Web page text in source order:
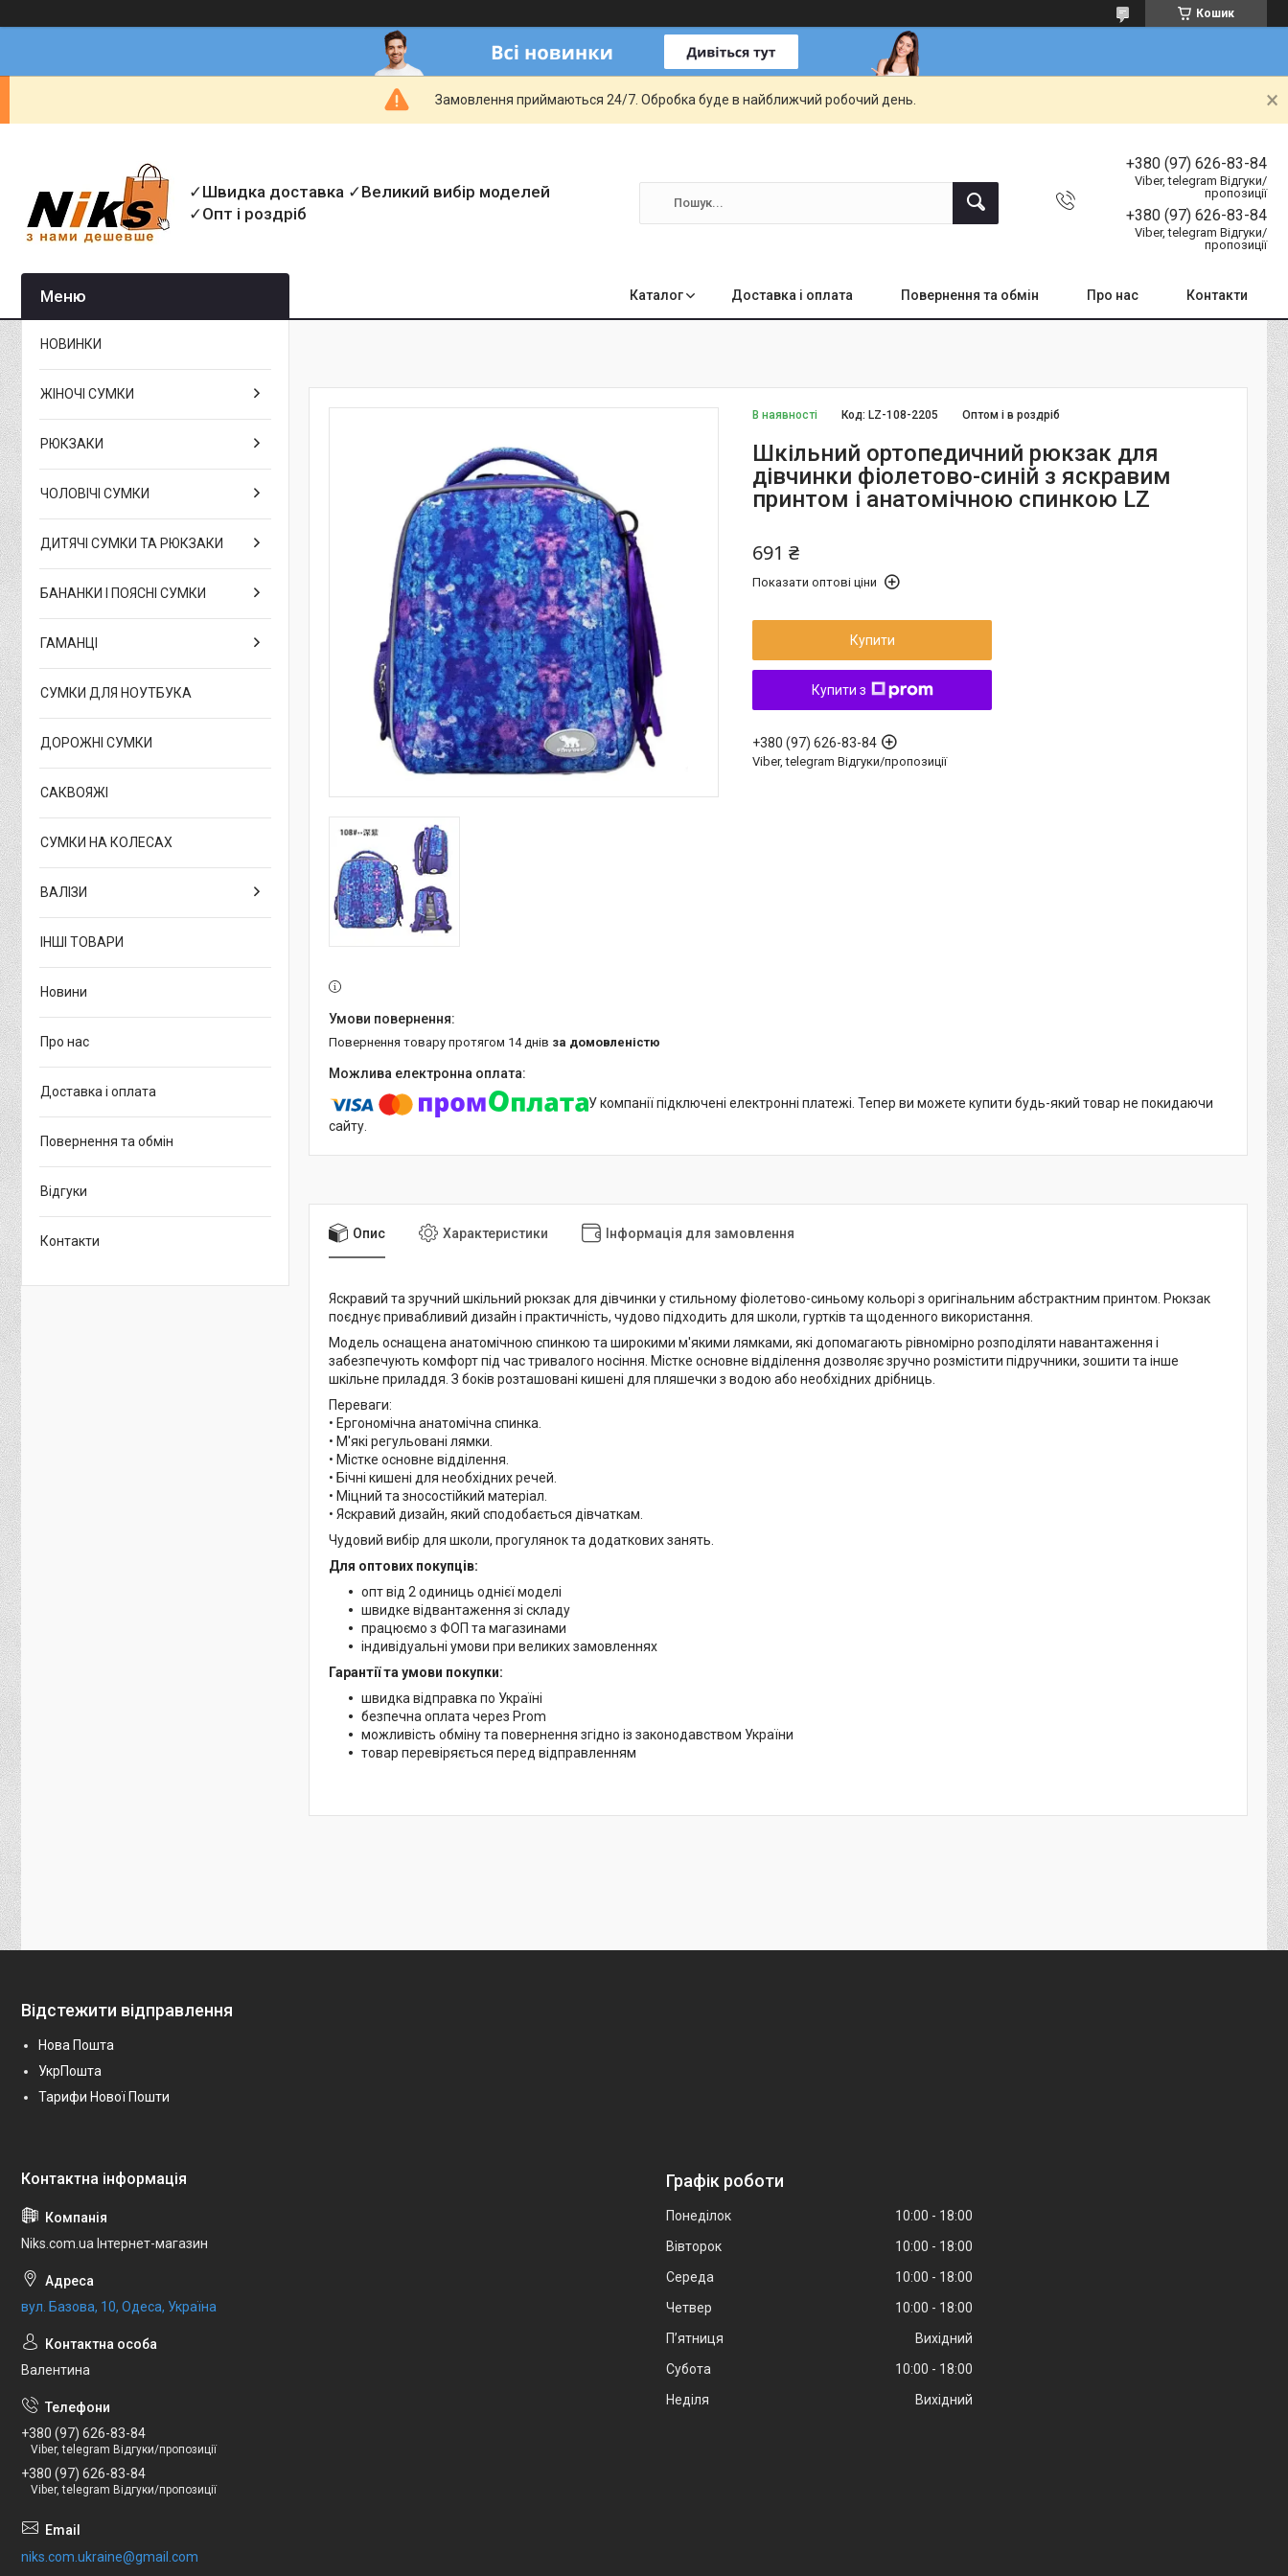
Кошик
Замовлення приймаються 24/7. Обробка буде в найближчий робочий день.
✓Швидка доставка ✓Великий вибір моделей
✓Опт і роздріб
+380 (97) 626-83-84
Viber, telegram Відгуки/
пропозиції
+380 (97) 626-83-84
Viber, telegram Відгуки/
пропозиції
Каталог Доставка і оплата Повернення та обмін Про нас Контакти
В наявності Оптом і в роздріб
Код:LZ-108-2205
Шкільний ортопедичний рюкзак для
дівчинки фіолетово-синій з яскравим
принтом і анатомічною спинкою LZ
691 ₴
Показати оптові ціни
Купити
Купити з
+380 (97) 626-83-84
Viber, telegram Відгуки/пропозиції
повернення товару протягом 14 днів за домовленістю
У компанії підключені електронні платежі. Тепер ви можете купити будь-який товар не покидаючи
сайту.
Опис Характеристики Інформація для замовлення
Яскравий та зручний шкільний рюкзак для дівчинки у стильному фіолетово-синьому кольорі з оригінальним абстрактним принтом. Рюкзак
поєднує привабливий дизайн і практичність, чудово підходить для школи, гуртків та щоденного використання.
Модель оснащена анатомічною спинкою та широкими м'якими лямками, які допомагають рівномірно розподіляти навантаження і
забезпечують комфорт під час тривалого носіння. Містке основне відділення дозволяє зручно розмістити підручники, зошити та інше
шкільне приладдя. З боків розташовані кишені для пляшечки з водою або необхідних дрібниць.
Переваги:
• Ергономічна анатомічна спинка.
• М'які регульовані лямки.
• Містке основне відділення.
• Бічні кишені для необхідних речей.
• Міцний та зносостійкий матеріал.
• Яскравий дизайн, який сподобається дівчаткам.
Чудовий вибір для школи, прогулянок та додаткових занять.
Для оптових покупців:
опт від 2 одиниць однієї моделі
швидке відвантаження зі складу
працюємо з ФОП та магазинами
індивідуальні умови при великих замовленнях
Гарантії та умови покупки:
швидка відправка по Україні
безпечна оплата через Prom
можливість обміну та повернення згідно із законодавством України
товар перевіряється перед відправленням
НОВИНКИ
ЖІНОЧІ СУМКИ
РЮКЗАКИ
ЧОЛОВІЧІ СУМКИ
ДИТЯЧІ СУМКИ ТА РЮКЗАКИ
БАНАНКИ І ПОЯСНІ СУМКИ
ГАМАНЦІ
СУМКИ ДЛЯ НОУТБУКА
ДОРОЖНІ СУМКИ
САКВОЯЖІ
СУМКИ НА КОЛЕСАХ
ВАЛІЗИ
ІНШІ ТОВАРИ
Новини
Про нас
Доставка і оплата
Повернення та обмін
Відгуки
Контакти
Відстежити відправлення
Нова Пошта
УкрПошта
Тарифи Нової Пошти
Niks.com.ua Інтернет-магазин
вул. Базова, 10, Одеса, Україна
Валентина
+380 (97) 626-83-84
Viber, telegram Відгуки/пропозиції
+380 (97) 626-83-84
Viber, telegram Відгуки/пропозиції
niks.com.ukraine@gmail.com
Графік роботи
Понеділок 10:00
18:00
Вівторок
10:00
18:00
Середа
10:00
18:00
Четвер
10:00
18:00
Пʼятниця
Вихідний
Субота
10:00
18:00
Неділя
Вихідний